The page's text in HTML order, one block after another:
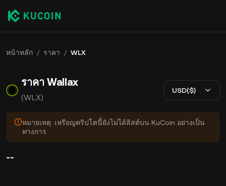
หน้าหลัก / ราคา / WLX
ราคา Wallax
(WLX)
USD($)
หมายเหตุ: เหรียญคริปโตนี้ยังไม่ได้ลิสต์บน KuCoin อย่างเป็น
ทางการ
--